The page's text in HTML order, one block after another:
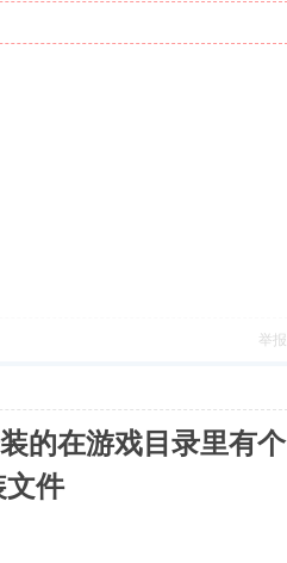
举报
的在游戏目录里有个
文件